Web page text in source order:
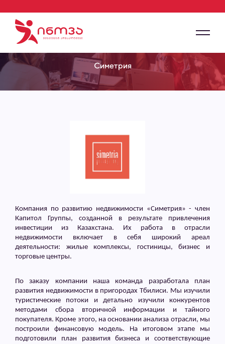
Симетрия
Компания по развитию недвижимости «Симетрия» - член
Капитол Группы, созданной в результате привлечения
инвестиции из Казахстана. Их работа в отрасли
недвижимости включает в себя широкий ареал
деятельности: жилые комплексы, гостиницы, бизнес и
торговые центры.
По заказу компании наша команда разработала план
развития недвижимости в пригородах Тбилиси. Мы изучили
туристические потоки и детально изучили конкурентов
методами сбора вторичной информации и тайного
покупателя. Кроме этого, на основании анализа отрасли, мы
построили финансовую модель. На итоговом этапе мы
подготовили план развития бизнеса и соответствующие